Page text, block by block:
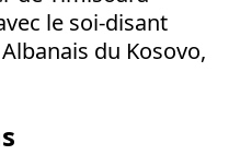
le soi-disant
du Kosovo,